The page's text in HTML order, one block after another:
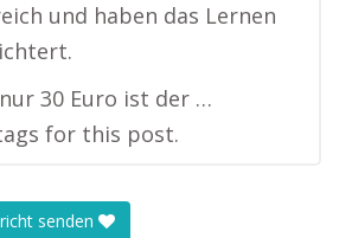
und haben das Lernen
30 Euro ist der …
for this post.
senden